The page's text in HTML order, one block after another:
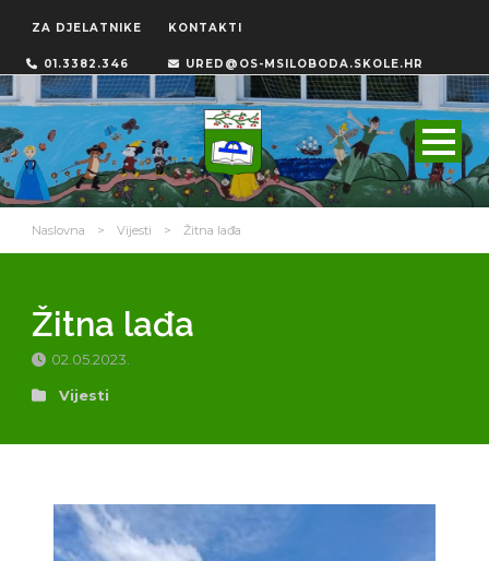
ZA DJELATNIKE KONTAKTI
01.3382.346 URED@OS-MSILOBODA.SKOLE.HR
Naslovna > Vijesti > Žitna lađa
Žitna lađa
02.05.2023.
Vijesti